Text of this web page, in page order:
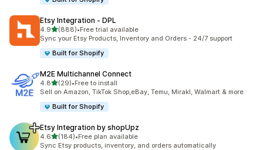
Etsy Integration ‑ DPL
4.9เต็ม 5 ดาว
(888)
ทั้งหมด 888 รีวิว
•Free trial available
Sync your Etsy Products, Inventory and Orders - 24/7 support
Built for Shopify
M2E Multichannel Connect
4.8เต็ม 5 ดาว
(29)
ทั้งหมด 29 รีวิว
•Free to install
Sell on Amazon, TikTok Shop,eBay, Temu, Mirakl, Walmart & more
Built for Shopify
Etsy Integration by shopUpz
4.6เต็ม 5 ดาว
(184)
ทั้งหมด 184 รีวิว
•Free plan available
Sync Etsy products, inventory, and orders automatically